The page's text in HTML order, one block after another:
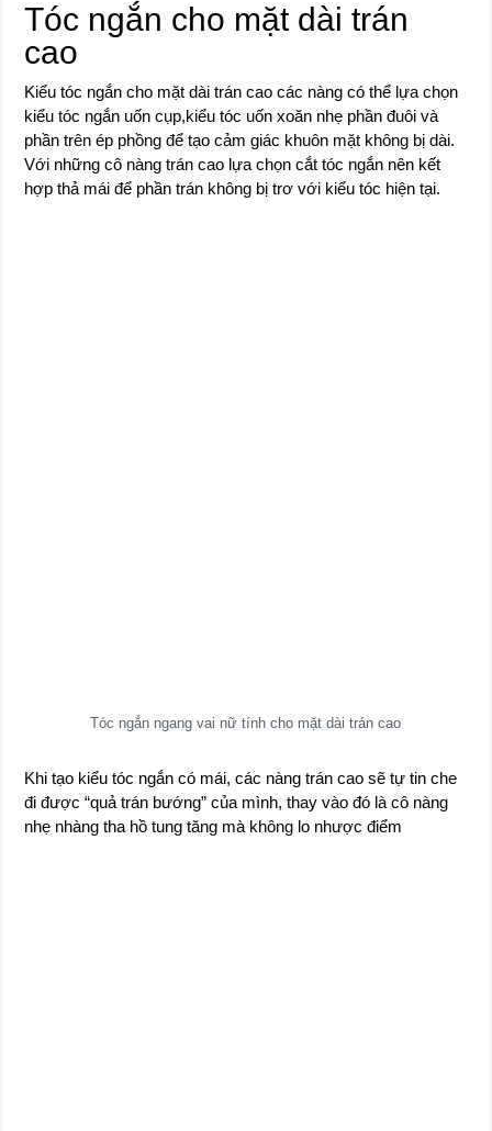
Tóc ngắn cho mặt dài trán
cao
Kiểu tóc ngắn cho mặt dài trán cao các nàng có thể lựa chọn
kiểu tóc ngắn uốn cụp,kiểu tóc uốn xoăn nhẹ phần đuôi và
phần trên ép phồng để tạo cảm giác khuôn mặt không bị dài.
Với những cô nàng trán cao lựa chọn cắt tóc ngắn nên kết
hợp thả mái để phần trán không bị trơ với kiểu tóc hiện tại.
Tóc ngắn ngang vai nữ tính cho mặt dài trán cao
Khi tạo kiểu tóc ngắn có mái, các nàng trán cao sẽ tự tin che
đi được “quả trán bướng” của mình, thay vào đó là cô nàng
nhẹ nhàng tha hồ tung tăng mà không lo nhược điểm